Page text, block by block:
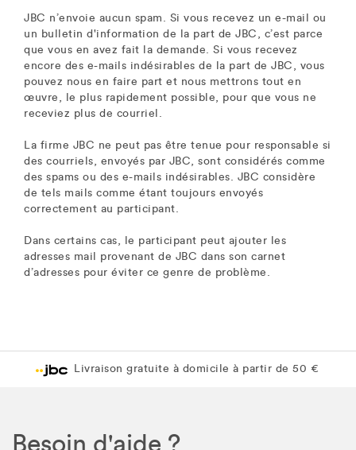
JBC n’envoie aucun spam. Si vous recevez un e-mail ou
un bulletin d'information de la part de JBC, c’est parce
que vous en avez fait la demande. Si vous recevez
encore des e-mails indésirables de la part de JBC, vous
pouvez nous en faire part et nous mettrons tout en
œuvre, le plus rapidement possible, pour que vous ne
receviez plus de courriel.
La firme JBC ne peut pas être tenue pour responsable si
des courriels, envoyés par JBC, sont considérés comme
des spams ou des e-mails indésirables. JBC considère
de tels mails comme étant toujours envoyés
correctement au participant.
Dans certains cas, le participant peut ajouter les
adresses mail provenant de JBC dans son carnet
d’adresses pour éviter ce genre de problème.
Livraison gratuite à domicile à partir de 50 €
Besoin d'aide ?